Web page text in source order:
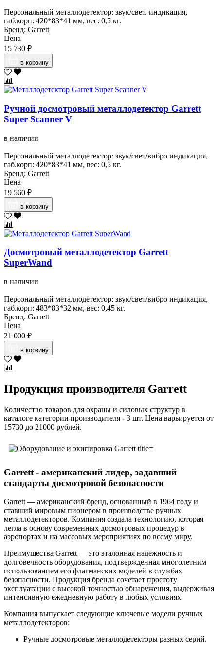
Персональный металлодетектор: звук/свет. индикация,
габ.корп: 420*83*41 мм, вес: 0,5 кг.
Бренд: Garrett
Цена
15 730 ₽
в корзину
Ручной досмотровый металлодетектор Garrett
Super Scanner V
в наличии
Персональный металлодетектор: звук/свет/вибро индикация,
габ.корп: 420*83*41 мм, вес: 0,5 кг.
Бренд: Garrett
Цена
19 560 ₽
в корзину
Досмотровый металлодетектор Garrett
SuperWand
в наличии
Персональный металлодетектор: звук/свет/вибро индикация,
габ.корп: 483*83*32 мм, вес: 0,45 кг.
Бренд: Garrett
Цена
21 000 ₽
в корзину
Продукция производителя Garrett
Количество товаров для охраны и силовых структур в
каталоге категории производителя - 3 шт. Цена варьируется от
15730 до 21000 рублей.
Garrett - американский лидер, задавший
стандарты досмотровой безопасности
Garrett — американский бренд, основанный в 1964 году и
ставший мировым пионером в производстве ручных
металлодетекторов. Компания создала технологию, которая
легла в основу современных досмотровых процедур в
аэропортах и на массовых мероприятиях по всему миру.
Преимущества Garrett — это эталонная надежность и
долговечность оборудования, подтвержденная многолетним
использованием его флагманских моделей в службах
безопасности. Продукция бренда сочетает простоту
эксплуатации с высокой точностью обнаружения, выдерживая
интенсивную ежедневную работу в любых условиях.
Компания выпускает следующие ключевые модели ручных
металлодетекторов:
Ручные досмотровые металлодетекторы разных серий.